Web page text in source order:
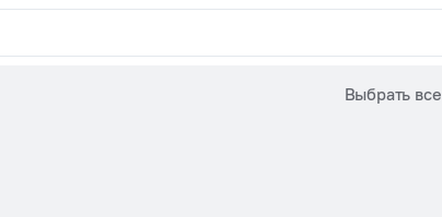
Выбрать все